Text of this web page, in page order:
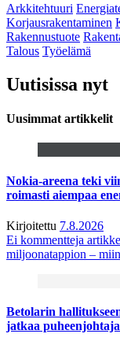
Arkkitehtuuri
Korjausrakentaminen
Rakennustuote
Talous Työelämä
Uutisissa nyt
Uusimmat artikkelit
Nokia-areena teki
roimasti aiempaa
Kirjoitettu 7.8.2026
Ei kommentteja
miljoonatappion –
Betolarin
jatkaa